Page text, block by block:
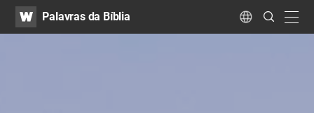
WATVPalavras da Bíblia Language
Search
Submit